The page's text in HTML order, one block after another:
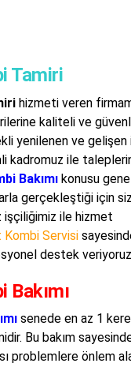
Tamiri
hizmeti veren
kaliteli ve
yenilenen ve gelişen
kadromuz ile
Bakımı konusu
gerçekleştiği için
ile hizmet
Kombi Servisi
destek
Bakımı
senede en az 1 kere
Bu bakım
problemlere önlem